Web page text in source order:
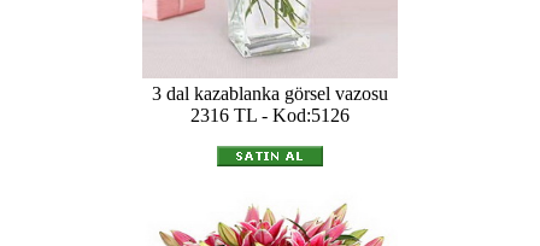
3 dal kazablanka görsel vazosu
2316 TL - Kod:5126